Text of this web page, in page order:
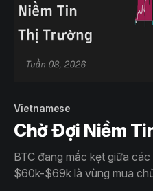
Vietnamese
Chờ Đợi Niềm
BTC đang mắc kẹt giữa
$60k-$69k là vùng mua